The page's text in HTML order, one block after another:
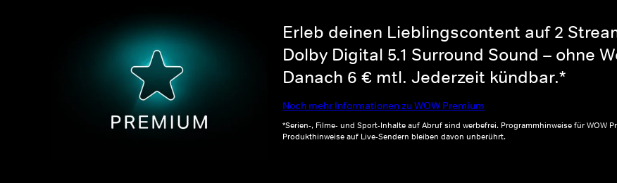
Erleb deinen Lieblingscontent auf 2
Dolby Digital 5.1 Surround Sound – ohne
Danach 6 € mtl. Jederzeit kündbar.*
Noch mehr Informationen zu WOW Premium
*Serien-, Filme- und Sport-Inhalte auf Abruf sind werbefrei. Programmhinweise für WOW
Produkthinweise auf Live-Sendern bleiben davon unberührt.